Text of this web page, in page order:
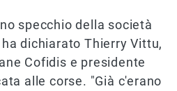
specchio della società
dichiarato Thierry Vittu,
Cofidis e presidente
alle corse. "Già c'erano